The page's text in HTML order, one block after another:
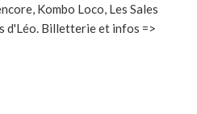
Kombo Loco, Les Sales
d'Léo. Billetterie et infos =>